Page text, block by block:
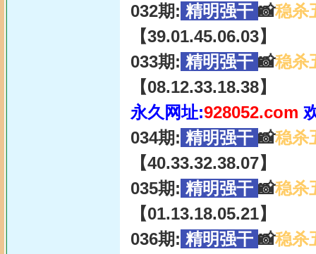
032期: 精明强干 📸稳杀
【39.01.45.06.03】
033期: 精明强干 📸稳杀
【08.12.33.18.38】
永久网址:928052.com
034期: 精明强干 📸稳杀
【40.33.32.38.07】
035期: 精明强干 📸稳杀
【01.13.18.05.21】
036期: 精明强干 📸稳杀